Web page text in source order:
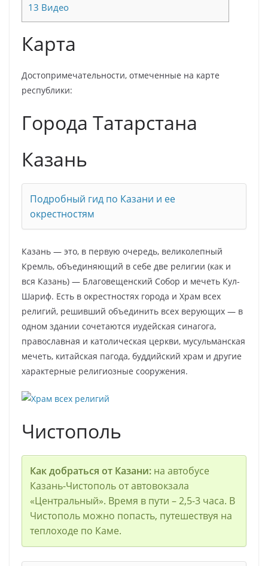
13 Видео
Карта
Достопримечательности, отмеченные на карте
республики:
Города Татарстана
Казань
Подробный гид по Казани и ее
окрестностям
Казань — это, в первую очередь, великолепный
Кремль, объединяющий в себе две религии (как и
вся Казань) — Благовещенский Собор и мечеть Кул-
Шариф. Есть в окрестностях города и Храм всех
религий, решивший объединить всех верующих — в
одном здании сочетаются иудейская синагога,
православная и католическая церкви, мусульманская
мечеть, китайская пагода, буддийский храм и другие
характерные религиозные сооружения.
Чистополь
Как добраться от Казани:на автобусе
Казань-Чистополь от автовокзала
«Центральный». Время в пути – 2,5-3 часа. В
Чистополь можно попасть, путешествуя на
теплоходе по Каме.